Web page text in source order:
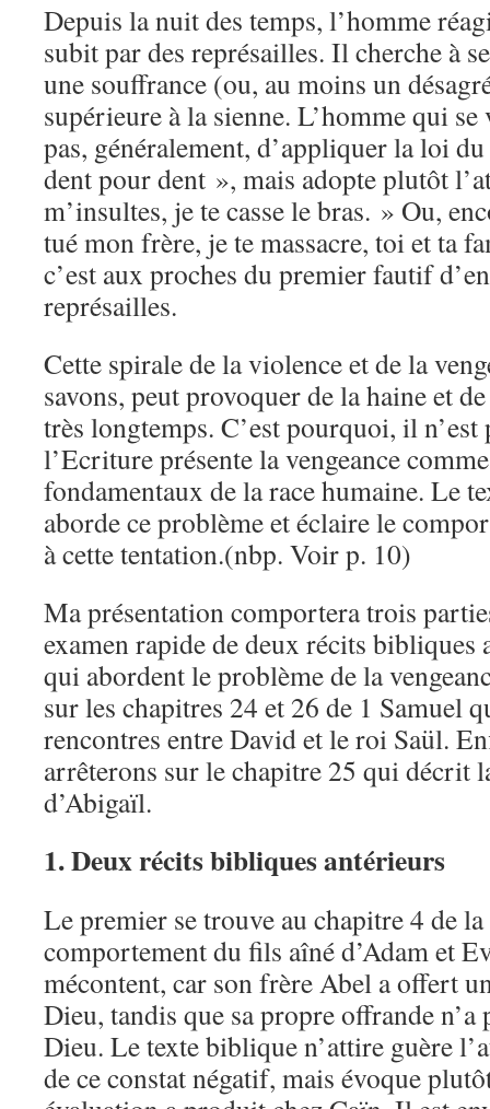
Depuis la nuit des temps, l’homme
subit par des représailles. Il cherche à
une souffrance (ou, au moins un
supérieure à la sienne. L’homme qui se
pas, généralement, d’appliquer la loi
dent pour dent », mais adopte plutôt
m’insultes, je te casse le bras. » Ou,
tué mon frère, je te massacre, toi et ta
c’est aux proches du premier fautif
représailles.
Cette spirale de la violence et de la
savons, peut provoquer de la haine et
très longtemps. C’est pourquoi, il n’est
l’Ecriture présente la vengeance
fondamentaux de la race humaine. Le
aborde ce problème et éclaire le
à cette tentation.(nbp. Voir p. 10)
Ma présentation comportera trois
examen rapide de deux récits bibliques
qui abordent le problème de la
sur les chapitres 24 et 26 de 1 Samuel
rencontres entre David et le roi Saül.
arrêterons sur le chapitre 25 qui décrit
d’Abigaïl.
1. Deux récits bibliques antérieurs
Le premier se trouve au chapitre 4 de
comportement du fils aîné d’Adam et
mécontent, car son frère Abel a offert
Dieu, tandis que sa propre offrande n’a
Dieu. Le texte biblique n’attire guère
de ce constat négatif, mais évoque